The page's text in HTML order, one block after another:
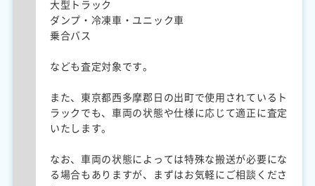
大型トラック
ダンプ・冷凍車・ユニック車
乗合バス
なども査定対象です。
また、東京都西多摩郡日の出町で使用されているト
ラックでも、車両の状態や仕様に応じて適正に査定
いたします。
なお、車両の状態によっては特殊な搬送が必要にな
る場合もありますが、まずはお気軽にご相談くださ